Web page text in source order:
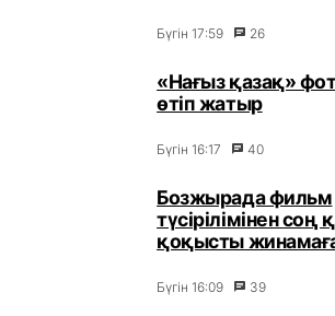
Бүгін 17:59 26
«Нағыз қазақ»
өтіп жатыр
Бүгін 16:17 40
Бозжырада фильм
түсірілімінен соң
қоқысты
Бүгін 16:09 39